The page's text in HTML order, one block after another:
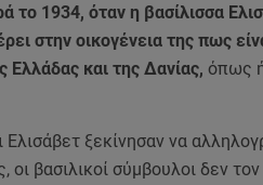
το 1934, όταν η βασίλισσα
στην οικογένεια της πως
Ελλάδας και της Δανίας, όπως
Ελισάβετ ξεκίνησαν να
βασιλικοί σύμβουλοι δεν